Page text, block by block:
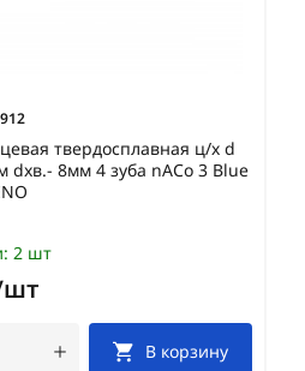
твердосплавная ц/х d
dхв.- 8мм 4 зуба nACo 3 Blue
2 шт
шт
В корзину